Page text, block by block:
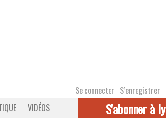
Se connecter S’enregistrer
VIDÉOS S'abonner à